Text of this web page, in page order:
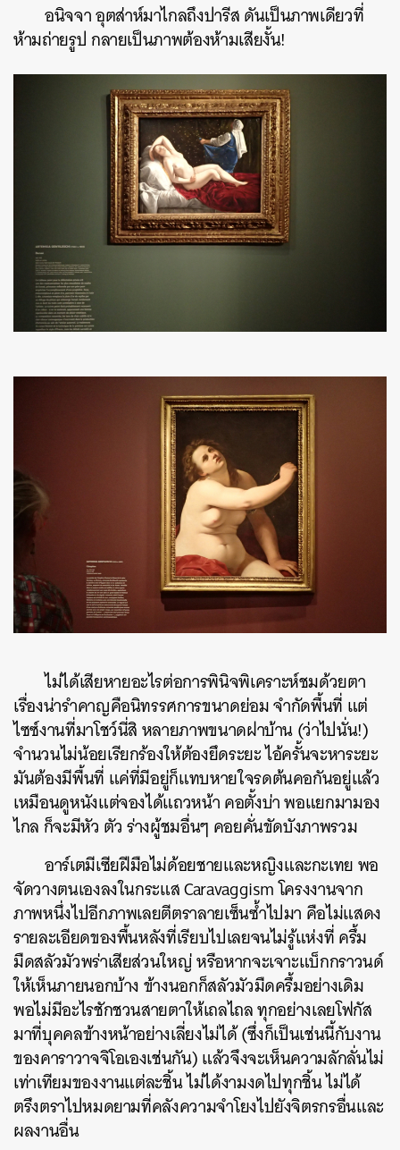
อนิจจา อุตส่าห์มาไกลถึงปารีส ดันเป็นภาพเดียวที่
ห้ามถ่ายรูป กลายเป็นภาพต้องห้ามเสียงั้น!
ไม่ได้เสียหายอะไรต่อการพินิจพิเคราะห์ชมด้วยตา
เรื่องน่ารำคาญคือนิทรรศการขนาดย่อม จำกัดพื้นที่ แต่
ไซซ์งานที่มาโชว์นี่สิ หลายภาพขนาดฝาบ้าน (ว่าไปนั่น!)
จำนวนไม่น้อยเรียกร้องให้ต้องยึดระยะ ไอ้ครั้นจะหาระยะ
มันต้องมีพื้นที่ แค่ที่มีอยู่ก็แทบหายใจรดต้นคอกันอยู่แล้ว
เหมือนดูหนังแต่จองได้แถวหน้า คอตั้งบ่า พอแยกมามอง
ไกล ก็จะมีหัว ตัว ร่างผู้ชมอื่นๆ คอยคั่นขัดบังภาพรวม
อาร์เตมีเซียฝีมือไม่ด้อยชายและหญิงและกะเทย พอ
จัดวางตนเองลงในกระแส Caravaggism โครงงานจาก
ภาพหนึ่งไปอีกภาพเลยตีตราลายเซ็นซ้ำไปมา คือไม่แสดง
รายละเอียดของพื้นหลังที่เรียบไปเลยจนไม่รู้แห่งที่ ครึ้ม
มืดสลัวมัวพร่าเสียส่วนใหญ่ หรือหากจะเจาะแบ็กกราวนด์
ให้เห็นภายนอกบ้าง ข้างนอกก็สลัวมัวมืดครึ้มอย่างเดิม
พอไม่มีอะไรชักชวนสายตาให้เถลไถล ทุกอย่างเลยโฟกัส
มาที่บุคคลข้างหน้าอย่างเลี่ยงไม่ได้ (ซึ่งก็เป็นเช่นนี้กับงาน
ของคาราวาจจิโอเองเช่นกัน) แล้วจึงจะเห็นความลักลั่นไม่
เท่าเทียมของงานแต่ละชิ้น ไม่ได้งามงดไปทุกชิ้น ไม่ได้
ตรึงตราไปหมดยามที่คลังความจำโยงไปยังจิตรกรอื่นและ
ผลงานอื่น